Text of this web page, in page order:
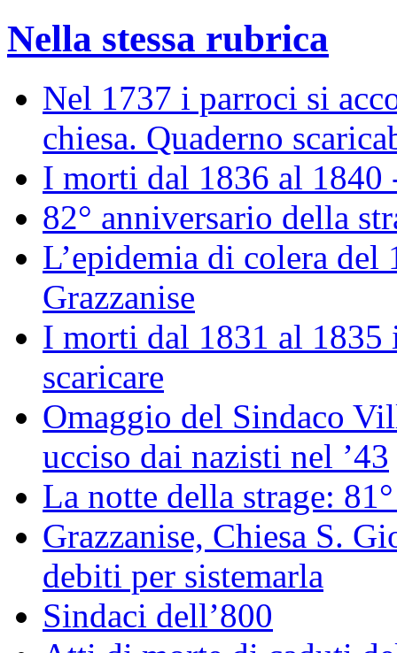
Nella stessa rubrica
Nel 1737 i parroci si
chiesa. Quaderno
I morti dal 1836 al 1840
82° anniversario della
L’epidemia di colera
Grazzanise
I morti dal 1831 al 1835
scaricare
Omaggio del Sindaco
ucciso dai nazisti nel ’43
La notte della strage:
Grazzanise, Chiesa S.
debiti per sistemarla
Sindaci dell’800